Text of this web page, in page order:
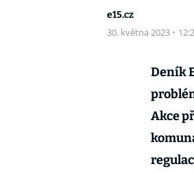
e15.cz
30. května 2023 ·
Deník
Akce